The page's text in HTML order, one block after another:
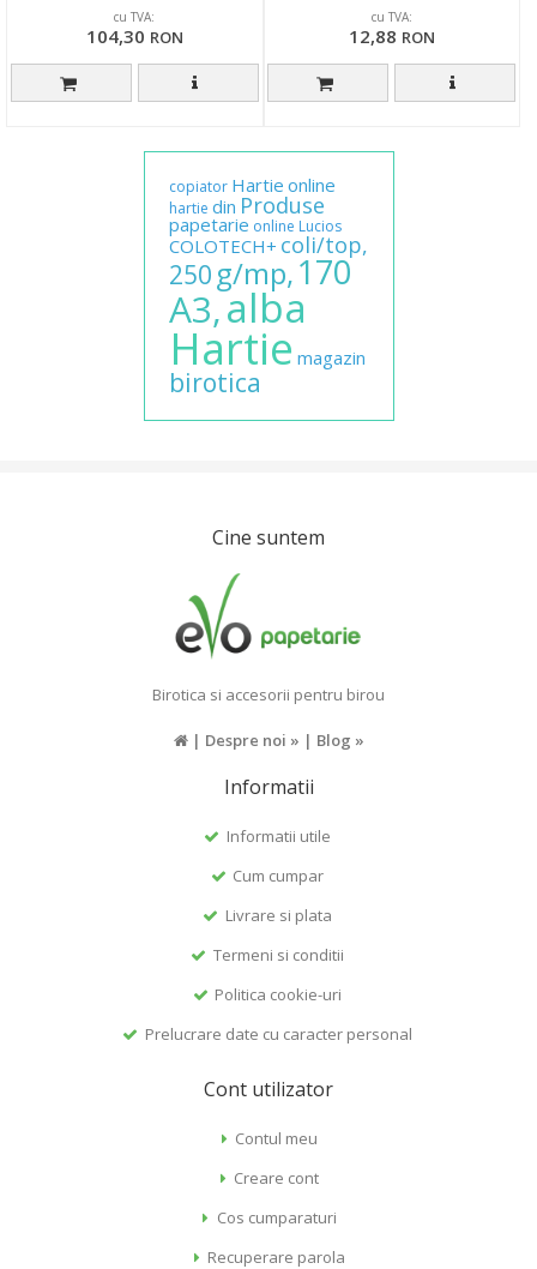
cu TVA:
104,30 RON
cu TVA:
12,88 RON
copiator Hartie online
hartie din Produse
papetarie online Lucios
COLOTECH+ coli/top,
250 g/mp,170
A3,alba
Hartie magazin
birotica
Cine suntem
Birotica si accesorii pentru birou
| Despre noi » | Blog »
Informatii
Informatii utile
Cum cumpar
Livrare si plata
Termeni si conditii
Politica cookie-uri
Prelucrare date cu caracter personal
Cont utilizator
Contul meu
Creare cont
Cos cumparaturi
Recuperare parola